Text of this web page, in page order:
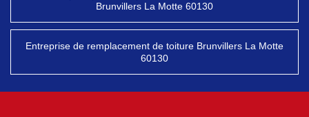
Brunvillers La Motte 60130
Entreprise de remplacement de toiture Brunvillers La Motte
60130